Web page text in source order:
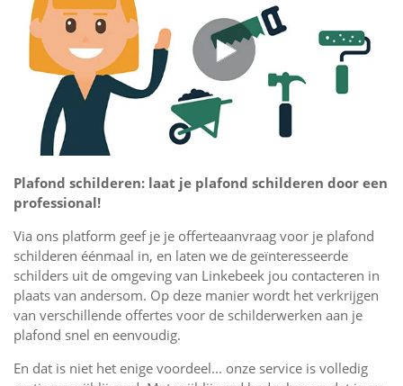
Plafond schilderen: laat je plafond schilderen door een
professional!
Via ons platform geef je je offerteaanvraag voor je plafond
schilderen éénmaal in, en laten we de geïnteresseerde
schilders uit de omgeving van Linkebeek jou contacteren in
plaats van andersom. Op deze manier wordt het verkrijgen
van verschillende offertes voor de schilderwerken aan je
plafond snel en eenvoudig.
En dat is niet het enige voordeel... onze service is volledig